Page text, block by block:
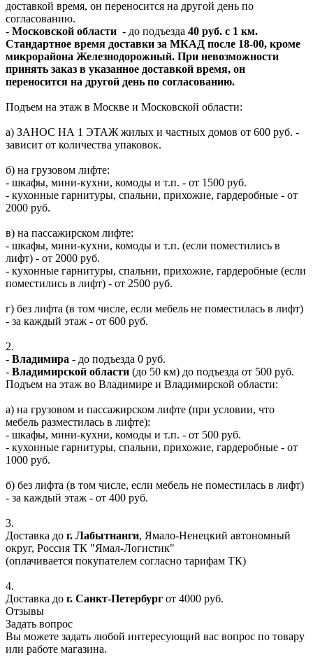
доставкой время, он переносится на другой день по
согласованию.
- Московской области - до подъезда 40 руб. с 1 км.
Стандартное время доставки за МКАД после 18-00, кроме
микрорайона Железнодорожный. При невозможности
принять заказ в указанное доставкой время, он
переносится на другой день по согласованию.
Подъем на этаж в Москве и Московской области:
а) ЗАНОС НА 1 ЭТАЖ жилых и частных домов от 600 руб. -
зависит от количества упаковок.
б) на грузовом лифте:
- шкафы, мини-кухни, комоды и т.п. - от 1500 руб.
- кухонные гарнитуры, спальни, прихожие, гардеробные - от
2000 руб.
в) на пассажирском лифте:
- шкафы, мини-кухни, комоды и т.п. (если поместились в
лифт) - от 2000 руб.
- кухонные гарнитуры, спальни, прихожие, гардеробные (если
поместились в лифт) - от 2500 руб.
г) без лифта (в том числе, если мебель не поместилась в лифт)
- за каждый этаж - от 600 руб.
2.
- Владимира - до подъезда 0 руб.
- Владимирской области (до 50 км) до подъезда от 500 руб.
Подъем на этаж во Владимире и Владимирской области:
а) на грузовом и пассажирском лифте (при условии, что
мебель разместилась в лифте):
- шкафы, мини-кухни, комоды и т.п. - от 500 руб.
- кухонные гарнитуры, спальни, прихожие, гардеробные - от
1000 руб.
б) без лифта (в том числе, если мебель не поместилась в лифт)
- за каждый этаж - от 400 руб.
3.
Доставка до г. Лабытнанги, Ямало-Ненецкий автономный
округ, Россия ТК "Ямал-Логистик"
(оплачивается покупателем согласно тарифам ТК)
4.
Доставка до г. Санкт-Петербург от 4000 руб.
Отзывы
Задать вопрос
Вы можете задать любой интересующий вас вопрос по товару
или работе магазина.